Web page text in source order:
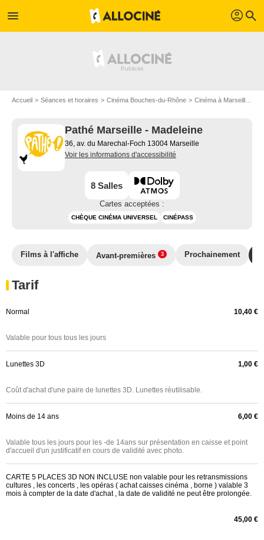
menu profil search
Accueil Séances et horaires Cinéma Bouches-du-Rhône Cinéma à Marseille
Pathé Marseille - Madeleine
36, av. du Marechal-Foch 13004 Marseille
Voir les informations d'accessibilité
8 Salles
Cartes acceptées :
CHÈQUE CINÉMA UNIVERSEL CINÉPASS
Films à l'affiche Avant-premières 3 Prochainement
Tarif
Normal 10,40 €
Valable pour tous tous les jours
Lunettes 3D 1,00 €
Coût d'achat d'une paire de lunettes 3D. Lunettes réutilisable.
Moins de 14 ans 6,00 €
Valable tous les jours pour les -de 14ans sur présentation en caisse et point
d'accueil d'un justificatif en cours de validité avec photo.
CARTE 5 PLACES 3D NON INCLUSE non valable pour les retransmissions
cultures , les concerts , les opéras ( achat caisses cinéma , borne ) valable 3
mois à compter de la date d'achat , la date de validité ne peut être prolongée.
45,00 €